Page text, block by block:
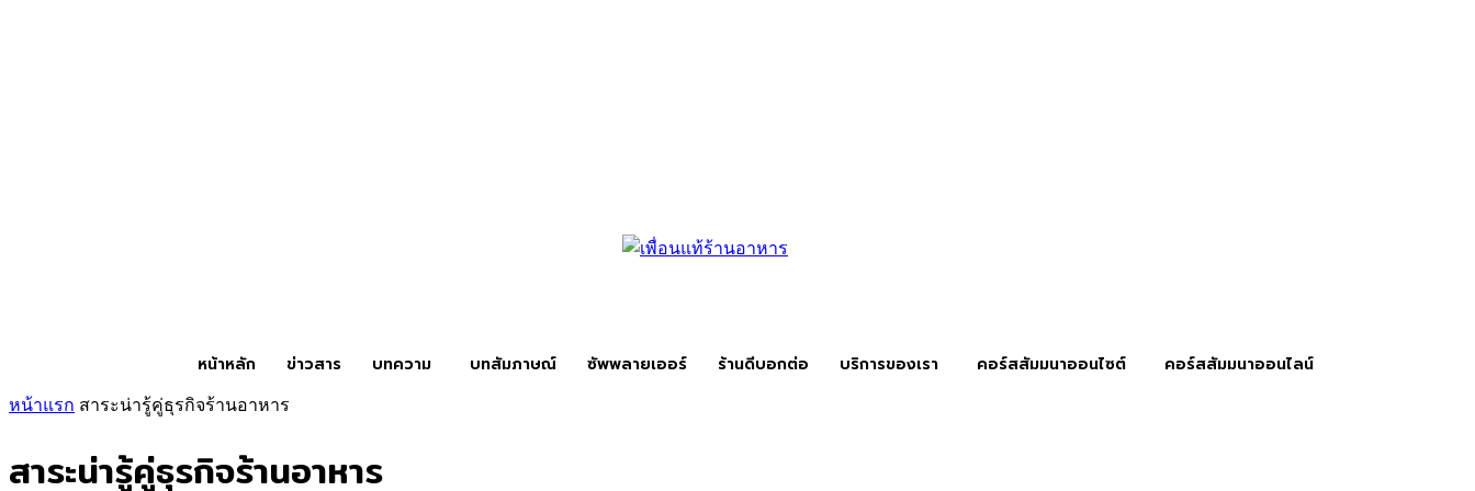
หน้าหลัก ข่าวสาร บทความ บทสัมภาษณ์ ซัพพลายเออร์ ร้านดีบอกต่อ บริการของเรา คอร์สสัมมนาออนไซต์ คอร์สสัมมนาออนไลน์
หน้าแรก สาระน่ารู้คู่ธุรกิจร้านอาหาร
สาระน่ารู้คู่ธุรกิจร้านอาหาร